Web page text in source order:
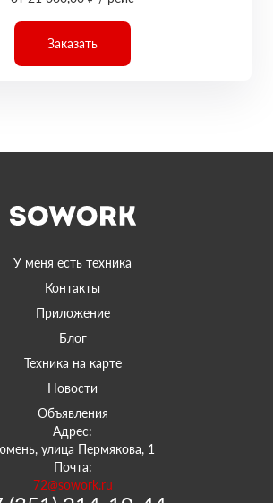
Заказать
У меня есть техника
Контакты
Приложение
Блог
Техника на карте
Новости
Объявления
Адрес:
улица Пермякова, 1
Почта:
72@sowork.ru